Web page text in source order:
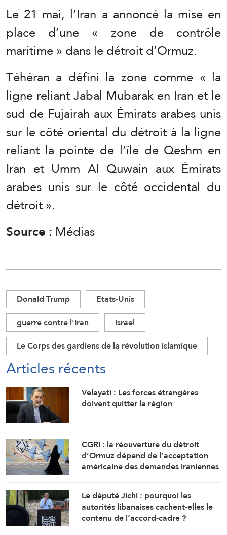
Le 21 mai, l’Iran a annoncé la mise en
place d’une « zone de contrôle
maritime » dans le détroit d’Ormuz.
Téhéran a défini la zone comme « la
ligne reliant Jabal Mubarak en Iran et le
sud de Fujairah aux Émirats arabes unis
sur le côté oriental du détroit à la ligne
reliant la pointe de l’île de Qeshm en
Iran et Umm Al Quwain aux Émirats
arabes unis sur le côté occidental du
détroit ».
Source : Médias
Donald Trump
Etats-Unis
guerre contre l'Iran
Israel
Le Corps des gardiens de la révolution islamique
Articles récents
Velayati : Les forces étrangères
doivent quitter la région
CGRI : la réouverture du détroit
d’Ormuz dépend de l’acceptation
américaine des demandes iraniennes
Le député Jichi : pourquoi les
autorités libanaises cachent-elles le
contenu de l’accord-cadre ?